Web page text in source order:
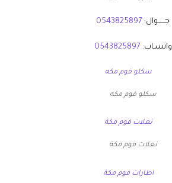
جــــــوال: 0543825897
واتسـاب:0543825897
سكلو فوم مكه
نعلات فوم مكة